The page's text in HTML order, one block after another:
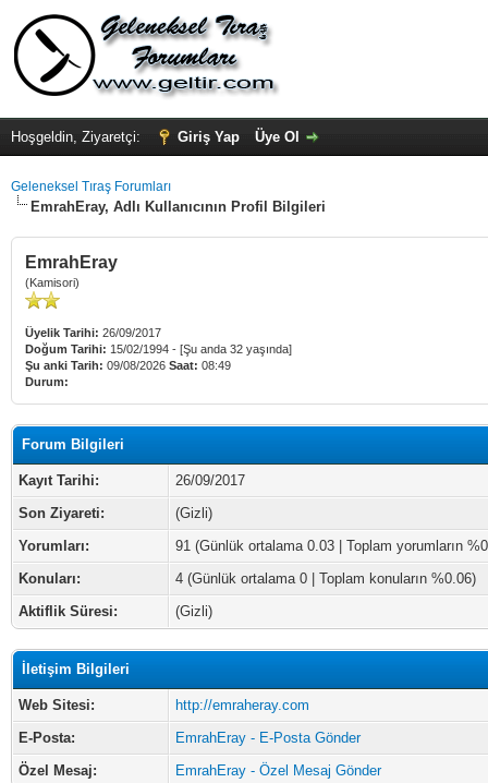
Hoşgeldin, Ziyaretçi: Giriş Yap Üye Ol
Geleneksel Tıraş Forumları
EmrahEray, Adlı Kullanıcının Profil Bilgileri
EmrahEray
(Kamisori)
Üyelik Tarihi: 26/09/2017
Doğum Tarihi: 15/02/1994 - [Şu anda 32 yaşında]
Şu anki Tarih: 09/08/2026 Saat: 08:49
Durum:
Forum Bilgileri
Kayıt Tarihi:
26/09/2017
Son Ziyareti:
(Gizli)
Yorumları:
91 (Günlük ortalama 0.03 | Toplam yorumların
Konuları:
4 (Günlük ortalama 0 | Toplam konuların %0.06)
Aktiflik Süresi:
(Gizli)
İletişim Bilgileri
Web Sitesi:
http://emraheray.com
E-Posta:
EmrahEray - E-Posta Gönder
Özel Mesaj:
EmrahEray - Özel Mesaj Gönder